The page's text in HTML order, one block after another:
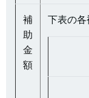
補
助
金
額
下表の